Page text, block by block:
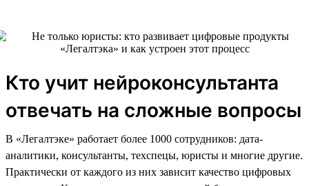
Кто учит нейроконсультанта
отвечать на сложные вопросы
В «Легалтэке» работает более 1000 сотрудников: дата-
аналитики, консультанты, техспецы, юристы и многие другие.
Практически от каждого из них зависит качество цифровых